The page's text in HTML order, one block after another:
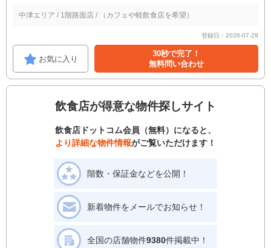
中津エリア / 1階路面店 / （カフェや軽飲食店を希望）
登録日：2026-07-29
お気に入り
30秒で完了！
無料問い合わせ
飲食店が得意な物件探しサイト
飲食店ドットコム会員（無料）になると、
より詳細な物件情報がご覧いただけます！
階数・保証金などを公開！
新着物件をメールでお知らせ！
全国の店舗物件9380件掲載中！